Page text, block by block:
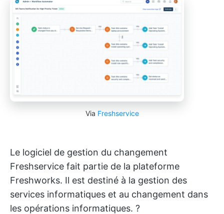
Via Freshservice
Le logiciel de gestion du changement
Freshservice fait partie de la plateforme
Freshworks. Il est destiné à la gestion des
services informatiques et au changement dans
les opérations informatiques. ?️